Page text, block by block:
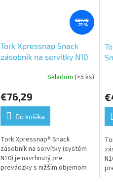
€97,10
–21 %
Tork Xpressnap Snack
zásobník na servítky N10
Skladom (>5 ks)
€76,29
Do košíka
Tork Xpressnap® Snack
zásobník na servítky (systém
N10) je navrhnutý pre
prevádzky s nižším objemom
je
5,0
z
5